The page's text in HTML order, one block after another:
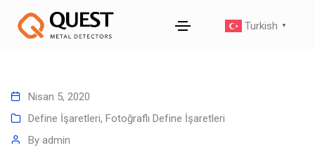
Turkish ▼
Nisan 5, 2020
Define İşaretleri, Fotoğraflı Define İşaretleri
By admin